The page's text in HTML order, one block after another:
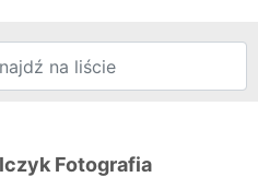
Fotografia